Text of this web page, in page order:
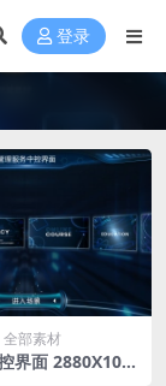
登录
全部素材
界面 2880X108